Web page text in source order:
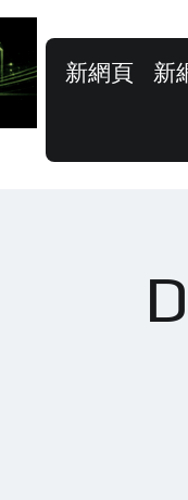
新網頁 新